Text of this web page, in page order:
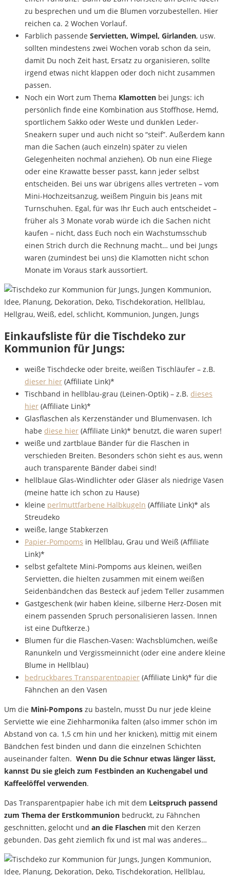
zu besprechen und um die Blumen vorzubestellen. Hier
reichen ca. 2 Wochen Vorlauf.
Farblich passende Servietten, Wimpel, Girlanden, usw.
sollten mindestens zwei Wochen vorab schon da sein,
damit Du noch Zeit hast, Ersatz zu organisieren, sollte
irgend etwas nicht klappen oder doch nicht zusammen
passen.
Noch ein Wort zum Thema Klamotten bei Jungs: ich
persönlich finde eine Kombination aus Stoffhose, Hemd,
sportlichem Sakko oder Weste und dunklen Leder-
Sneakern super und auch nicht so “steif”. Außerdem kann
man die Sachen (auch einzeln) später zu vielen
Gelegenheiten nochmal anziehen). Ob nun eine Fliege
oder eine Krawatte besser passt, kann jeder selbst
entscheiden. Bei uns war übrigens alles vertreten – vom
Mini-Hochzeitsanzug, weißem Pinguin bis Jeans mit
Turnschuhen. Egal, für was Ihr Euch auch entscheidet –
früher als 3 Monate vorab würde ich die Sachen nicht
kaufen – nicht, dass Euch noch ein Wachstumsschub
einen Strich durch die Rechnung macht… und bei Jungs
waren (zumindest bei uns) die Klamotten nicht schon
Monate im Voraus stark aussortiert.
Einkaufsliste für die Tischdeko zur
Kommunion für Jungs:
weiße Tischdecke oder breite, weißen Tischläufer – z.B.
dieser hier (Affiliate Link)*
Tischband in hellblau-grau (Leinen-Optik) – z.B. dieses
hier (Affiliate Link)*
Glasflaschen als Kerzenständer und Blumenvasen. Ich
habe diese hier (Affiliate Link)* benutzt, die waren super!
weiße und zartblaue Bänder für die Flaschen in
verschieden Breiten. Besonders schön sieht es aus, wenn
auch transparente Bänder dabei sind!
hellblaue Glas-Windlichter oder Gläser als niedrige Vasen
(meine hatte ich schon zu Hause)
kleine perlmuttfarbene Halbkugeln (Affiliate Link)* als
Streudeko
weiße, lange Stabkerzen
Papier-Pompoms in Hellblau, Grau und Weiß (Affiliate
Link)*
selbst gefaltete Mini-Pompoms aus kleinen, weißen
Servietten, die hielten zusammen mit einem weißen
Seidenbändchen das Besteck auf jedem Teller zusammen
Gastgeschenk (wir haben kleine, silberne Herz-Dosen mit
einem passenden Spruch personalisieren lassen. Innen
ist eine Duftkerze.)
Blumen für die Flaschen-Vasen: Wachsblümchen, weiße
Ranunkeln und Vergissmeinnicht (oder eine andere kleine
Blume in Hellblau)
bedruckbares Transparentpapier (Affiliate Link)* für die
Fähnchen an den Vasen
Um die Mini-Pompons zu basteln, musst Du nur jede kleine
Serviette wie eine Ziehharmonika falten (also immer schön im
Abstand von ca. 1,5 cm hin und her knicken), mittig mit einem
Bändchen fest binden und dann die einzelnen Schichten
auseinander falten. Wenn Du die Schnur etwas länger lässt,
kannst Du sie gleich zum Festbinden an Kuchengabel und
Kaffeelöffel verwenden.
Das Transparentpapier habe ich mit dem Leitspruch passend
zum Thema der Erstkommunion bedruckt, zu Fähnchen
geschnitten, gelocht und an die Flaschen mit den Kerzen
gebunden. Das geht ziemlich fix und ist mal was anderes…